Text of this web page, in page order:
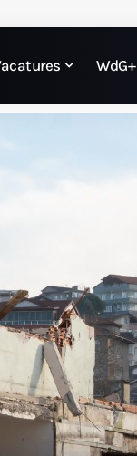
WdG+